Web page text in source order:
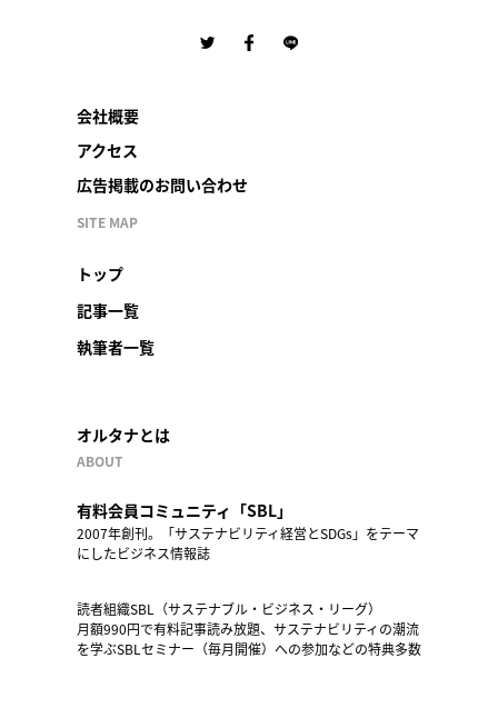
会社概要
アクセス
広告掲載のお問い合わせ
SITE MAP
トップ
記事一覧
執筆者一覧
オルタナとは
ABOUT
有料会員コミュニティ「SBL」
2007年創刊。「サステナビリティ経営とSDGs」をテーマ
にしたビジネス情報誌
読者組織SBL（サステナブル・ビジネス・リーグ）
月額990円で有料記事読み放題、サステナビリティの潮流
を学ぶSBLセミナー（毎月開催）への参加などの特典多数